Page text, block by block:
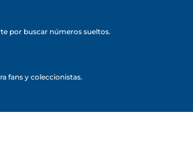
por buscar números sueltos.
fans y coleccionistas.